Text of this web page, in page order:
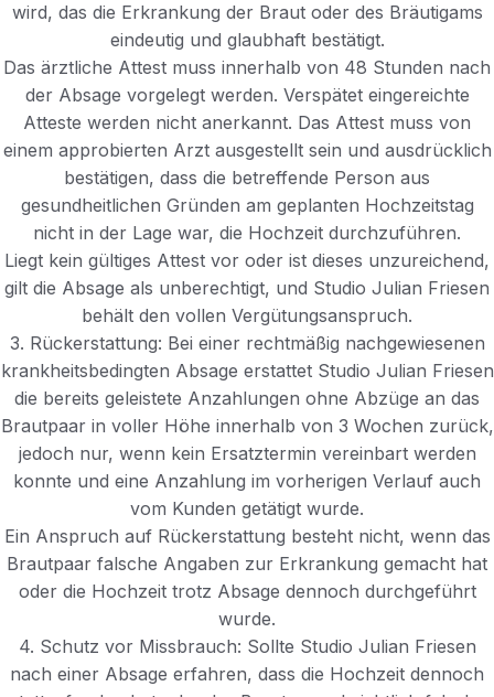
wird, das die Erkrankung der Braut oder des Bräutigams
eindeutig und glaubhaft bestätigt.
Das ärztliche Attest muss innerhalb von 48 Stunden nach
der Absage vorgelegt werden. Verspätet eingereichte
Atteste werden nicht anerkannt. Das Attest muss von
einem approbierten Arzt ausgestellt sein und ausdrücklich
bestätigen, dass die betreffende Person aus
gesundheitlichen Gründen am geplanten Hochzeitstag
nicht in der Lage war, die Hochzeit durchzuführen.
Liegt kein gültiges Attest vor oder ist dieses unzureichend,
gilt die Absage als unberechtigt, und Studio Julian Friesen
behält den vollen Vergütungsanspruch.
3. Rückerstattung: Bei einer rechtmäßig nachgewiesenen
krankheitsbedingten Absage erstattet Studio Julian Friesen
die bereits geleistete Anzahlungen ohne Abzüge an das
Brautpaar in voller Höhe innerhalb von 3 Wochen zurück,
jedoch nur, wenn kein Ersatztermin vereinbart werden
konnte und eine Anzahlung im vorherigen Verlauf auch
vom Kunden getätigt wurde.
Ein Anspruch auf Rückerstattung besteht nicht, wenn das
Brautpaar falsche Angaben zur Erkrankung gemacht hat
oder die Hochzeit trotz Absage dennoch durchgeführt
wurde.
4. Schutz vor Missbrauch: Sollte Studio Julian Friesen
nach einer Absage erfahren, dass die Hochzeit dennoch